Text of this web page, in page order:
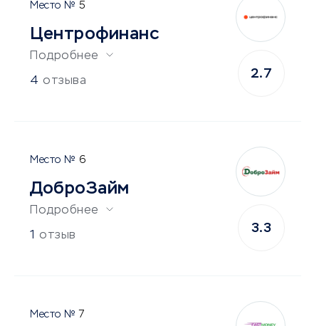
5
Центрофинанс
Подробнее
4 отзыва
2.7
6
ДоброЗайм
Подробнее
1 отзыв
3.3
7